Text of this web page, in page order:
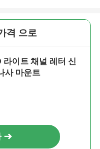
격 으로
라이트 채널 레터 신
사 마운트